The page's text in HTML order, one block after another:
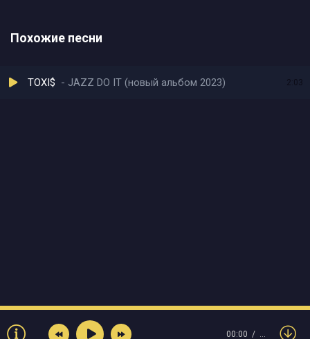
Похожие песни
TOXI$ JAZZ DO IT (новый альбом 2023) 2:03
00:00 …